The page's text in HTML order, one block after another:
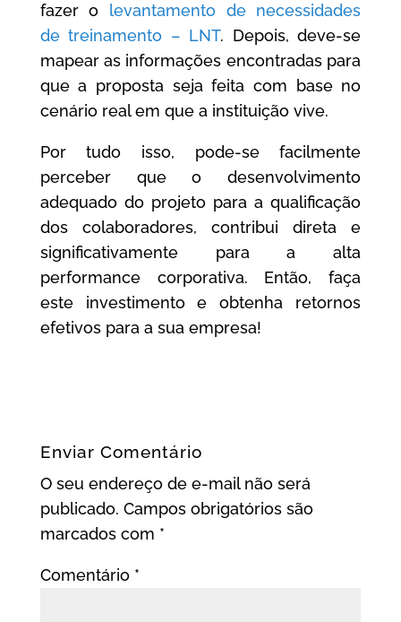
fazer o levantamento de necessidades
de treinamento – LNT. Depois, deve-se
mapear as informações encontradas para
que a proposta seja feita com base no
cenário real em que a instituição vive.
Por tudo isso, pode-se facilmente
perceber que o desenvolvimento
adequado do projeto para a qualificação
dos colaboradores, contribui direta e
significativamente para a alta
performance corporativa. Então, faça
este investimento e obtenha retornos
efetivos para a sua empresa!
Enviar Comentário
O seu endereço de e-mail não será
publicado. Campos obrigatórios são
marcados com *
Comentário *